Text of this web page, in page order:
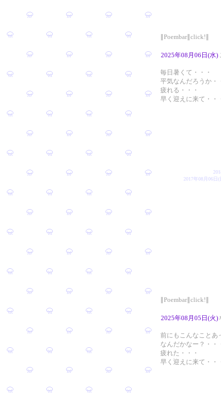
∥Poembar∥click!∥
2025年08月06日(水)
毎日暑くて・・・
平気なんだろうか・
疲れる・・・
早く迎えに来て・・
2017年08月06
∥Poembar∥click!∥
2025年08月05日(火)
前にもこんなことあ
なんだかなー？・・
疲れた・・・
早く迎えに来て・・